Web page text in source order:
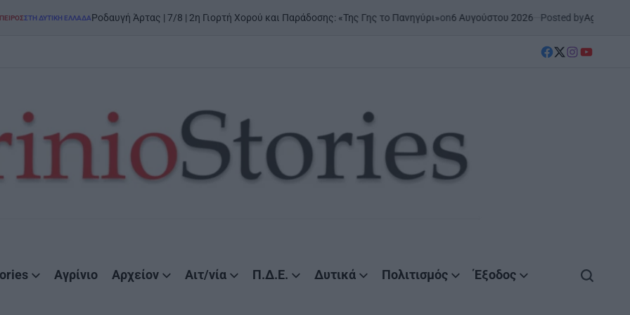
ΕΛΛΆΔΑΡοδαυγή Άρτας | 7/8 | 2η Γιορτή Χορού και Παράδοσης: «Της Γης το Πανηγύρι» on 6 Αυγούστου 2026 Posted byAgrinioStoriesPOSTED
ΞΗΡΟΜΕΡΟ
facebook
Twitter
instagram
YouTube
Αγρίνιο Αρχείον Αιτ/νία Π.Δ.Ε. Δυτικά Πολιτισμός Έξοδος